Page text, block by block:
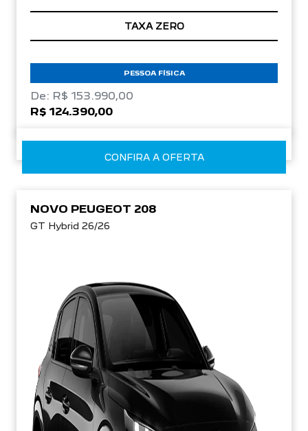
TAXA ZERO
PESSOA FÍSICA
De: R$ 153.990,00
R$ 124.390,00
CONFIRA A OFERTA
NOVO PEUGEOT 208
GT Hybrid 26/26